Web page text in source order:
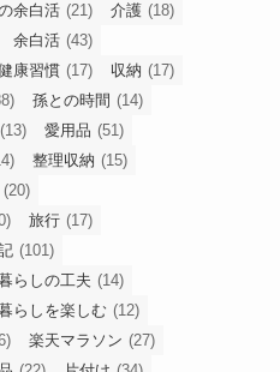
余白活 (21) 介護 (18)
余白活 (43)
康習慣 (17) 収納 (17)
孫との時間 (14)
(13) 愛用品 (51)
整理収納 (15)
(20)
旅行 (17)
(101)
らしの工夫 (14)
らしを楽しむ (12)
楽天マラソン (27)